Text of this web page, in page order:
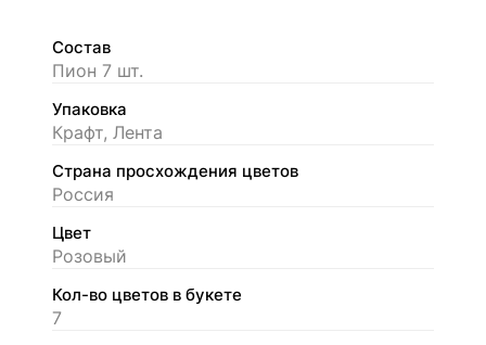
Состав
Пион 7 шт.
Упаковка
Крафт, Лента
Страна просхождения цветов
Россия
Цвет
Розовый
Кол-во цветов в букете
7